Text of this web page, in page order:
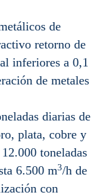
de
retorno de
inferiores a 0,1
de metales
diarias de
plata, cobre y
toneladas
6.500 m3/h de
con